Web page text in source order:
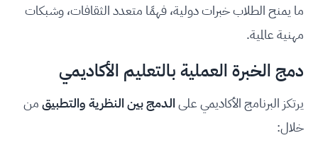
ما يمنح الطلاب خبرات دولية، فهمًا متعدد الثقافات، وشبكات
مهنية عالمية.
دمج الخبرة العملية بالتعليم الأكاديمي
يرتكز البرنامج الأكاديمي علىالدمج بين النظرية والتطبيقمن
خلال: